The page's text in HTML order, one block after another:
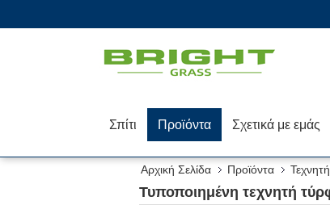
Σπίτι Προϊόντα Σχετικά με εμάς
Αρχική Σελίδα Προϊόντα
Τυποποιημένη τεχνητή